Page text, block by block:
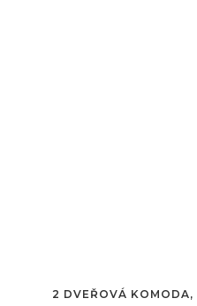
2 DVEŘOVÁ